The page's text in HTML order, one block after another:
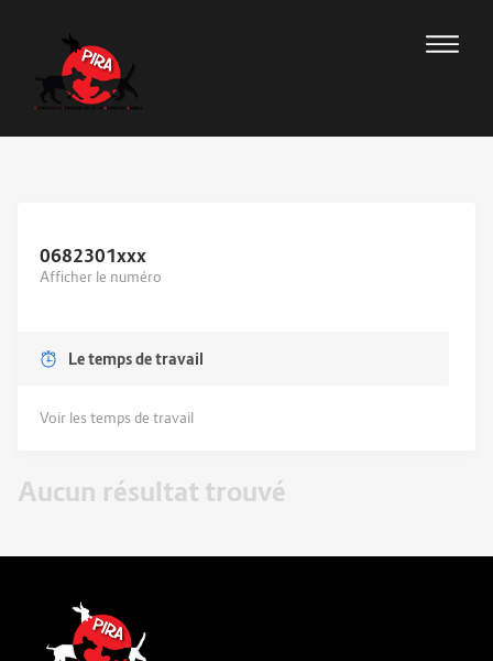
0682301xxx
Afficher le numéro
Le temps de travail
Voir les temps de travail
Aucun résultat trouvé